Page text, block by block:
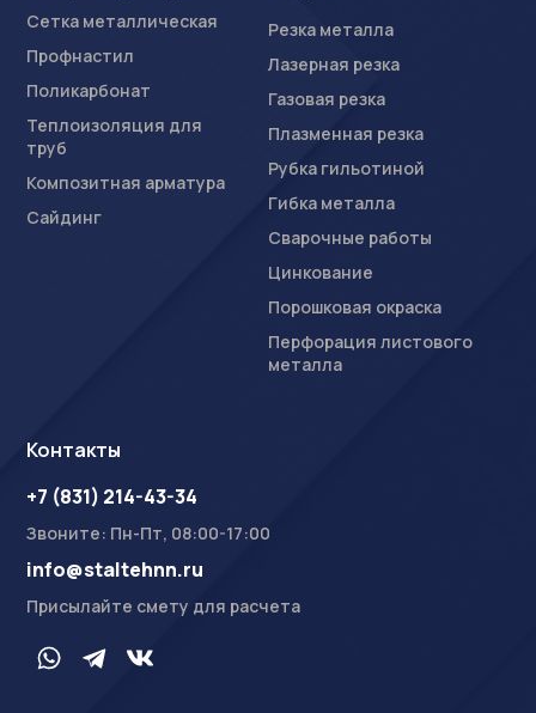
Сетка металлическая
Профнастил
Поликарбонат
Теплоизоляция для
труб
Композитная арматура
Сайдинг
Резка металла
Лазерная резка
Газовая резка
Плазменная резка
Рубка гильотиной
Гибка металла
Сварочные работы
Цинкование
Порошковая окраска
Перфорация листового
металла
Контакты
+7 (831) 214-43-34
Звоните: Пн-Пт, 08:00-17:00
info@staltehnn.ru
Присылайте смету для расчета